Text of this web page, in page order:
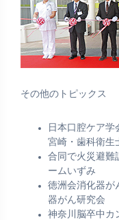
その他のトピックス
日本口腔ケア
宮崎・歯科衛生
合同で火災避難
ームいずみ
徳洲会消化器が
器がん研究会
神奈川脳卒中カ